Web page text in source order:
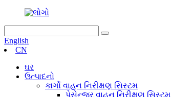
English
CN
ઘર
ઉત્પાદનો
કાર્ગો વાહન નિરીક્ષણ સિસ્ટમ
પેસેન્જર વાહન નિરીક્ષણ સિસ્ટમ